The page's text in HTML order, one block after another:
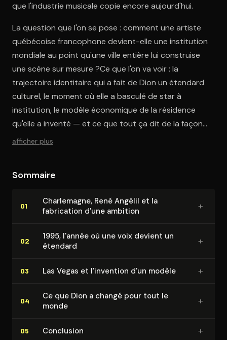
que l'industrie musicale copie encore aujourd'hui.
La question que l'on se pose : comment une artiste
québécoise francophone devient-elle une institution
mondiale au point qu'une ville entière lui construise
une scène sur mesure ?Ce que l'on va voir : la
trajectoire identitaire qui a fait de Dion un étendard
culturel, le moment où elle a basculé de star à
institution, le modèle économique de la résidence
qu'elle a inventé — et ce que tout ça dit de la façon
dont les icônes se construisent.
afficher plus
Sommaire
01
Charlemagne, René Angélil et la
fabrication d'une ambition
+
02
1995, l'année où une voix devient un
étendard
+
03 Las Vegas et l'invention d'un modèle +
04
Ce que Dion a changé pour tout le
monde
+
05 Conclusion +